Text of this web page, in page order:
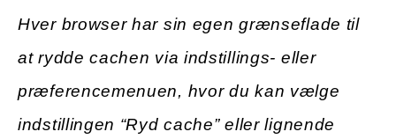
Hver browser har sin egen grænseflade til
at rydde cachen via indstillings- eller
præferencemenuen, hvor du kan vælge
indstillingen “Ryd cache” eller lignende